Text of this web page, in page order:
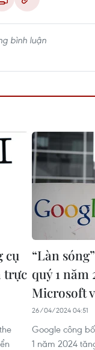
cụ
trực
“Làn
quý 1 năm
Microsoft
26/04/2024 04:51
Google công
1 năm 2024